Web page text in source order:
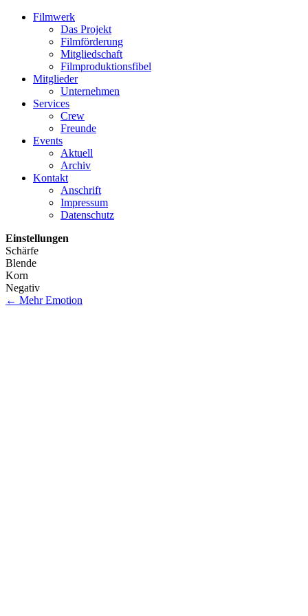
Filmwerk
Das Projekt
Filmförderung
Mitgliedschaft
Filmproduktionsfibel
Mitglieder
Unternehmen
Services
Crew
Freunde
Events
Aktuell
Archiv
Kontakt
Anschrift
Impressum
Datenschutz
Einstellungen
Schärfe
Blende
Korn
Negativ
← Mehr Emotion